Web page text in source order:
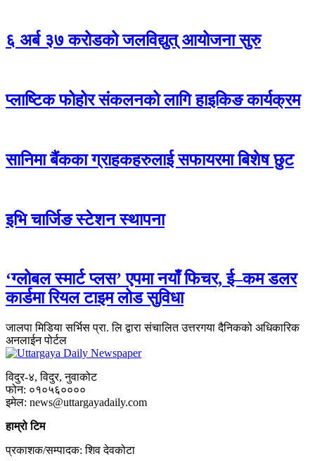
६ अर्ब ३७ करोडको जलविद्युत् आयोजना सुरु
प्लाष्टिक फोहोर संकलनको लागि हाइकिङ कार्यक्रम
सानिमा बैंकका ग्राहकहरुलाई सफायरमा बिशेष छुट
इभि चार्जिङ स्टेशन स्थापना
‘ग्लोबल स्मार्ट प्लस’ एपमा नयाँ फिचर, ई–कम डलर
कार्डमा रियल टाइम लोड सुविधा
जालपा मिडिया सर्भिस प्रा. लि द्वारा संचालित उत्तरगया दैनिकको अधिकारिक
अनलाईन पोर्टल
विदुर-४, विदुर, नुवाकोट
फोन: ०१०५६००००
इमेल: news@uttargayadaily.com
हाम्रो टिम
प्रकाशक/सम्पादक: शिव देवकोटा